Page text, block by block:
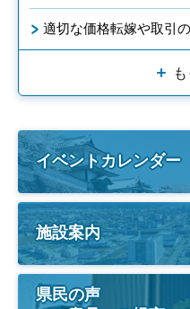
適切な価格転嫁や取引
イベントカレンダー
施設案内
県民の声